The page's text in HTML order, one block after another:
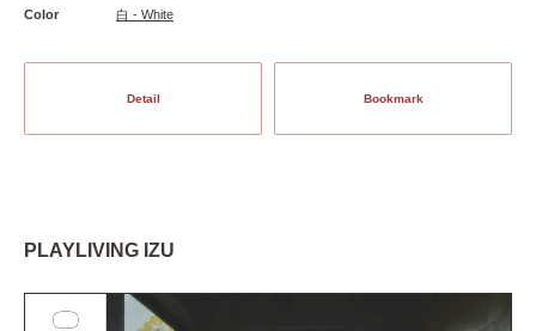
Color
白 - White
Detail Bookmark
PLAYLIVING IZU